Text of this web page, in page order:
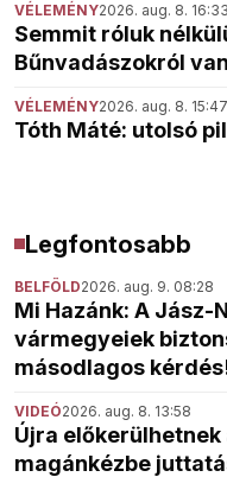
VÉLEMÉNY2026. aug. 8. 16:33
Semmit róluk
Bűnvadászokról
VÉLEMÉNY2026. aug. 8. 15:47
Tóth Máté: utolsó
Legfontosabb
BELFÖLD2026. aug. 9. 08:28
Mi Hazánk: A Jász-
vármegyeiek
másodlagos
VIDEÓ2026. aug. 8. 13:58
Újra
magánkézbe